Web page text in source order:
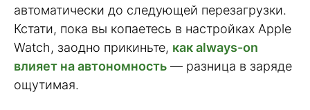
автоматически до следующей перезагрузки.
Кстати, пока вы копаетесь в настройках Apple
Watch, заодно прикиньте, как always-on
влияет на автономность — разница в заряде
ощутимая.